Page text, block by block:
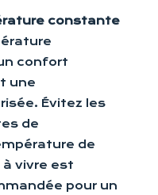
constante
confort
une
Évitez les
de
de
à vivre est
pour un